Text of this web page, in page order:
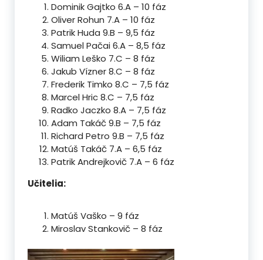
Dominik Gajtko 6.A – 10 fáz
Oliver Rohun 7.A – 10 fáz
Patrik Huda 9.B – 9,5 fáz
Samuel Pačai 6.A – 8,5 fáz
Wiliam Leško 7.C – 8 fáz
Jakub Vízner 8.C – 8 fáz
Frederik Timko 8.C – 7,5 fáz
Marcel Hric 8.C – 7,5 fáz
Radko Jaczko 8.A – 7,5 fáz
Adam Takáč 9.B – 7,5 fáz
Richard Petro 9.B – 7,5 fáz
Matúš Takáč 7.A – 6,5 fáz
Patrik Andrejkovič 7.A – 6 fáz
Učitelia:
Matúš Vaško – 9 fáz
Miroslav Stankovič – 8 fáz